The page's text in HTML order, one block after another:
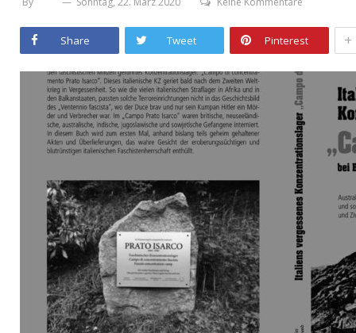
Share Tweet Pinterest +